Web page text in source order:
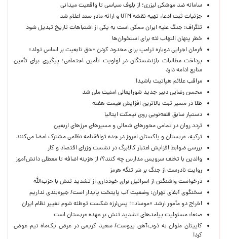
سامانه ضد موشکی لیزری؛ از بلوف سیاسی تا واقعیت میدانی
جزئیات ثبت ادعا، تهیه نقشه UTM و ارائه مادر سند اعلام شد
تلگراف: جنگ علیه ایران ممکن است به یکی از اشتباهات تاریخ تبدیل شود
خطر پنهان التهاب لثه برای استخوان‌ها
فرمان اجرایی دوباره ترامپ برای محدود کردن «حق تابعیت بر اساس تولد»
پرداخت مطالبات بازنشستگان در اولویت تأمین اجتماعی؛ پیگیری برای تأمین
منابع ادامه دارد
مراقب علائم هپاتیت باشید!
محسن رضایی دبیر جدید شورایعالی امنیت ملی شد
طلا در مسیر ثبت بالاترین افزایش قیمت هفته
دستیار سابق قلعه‌نویی روی نیمکت ایتالیا
تردد روان در تمامی محورهای شمالی و مسیرهای مرزهای اربعین
ترکیه، عربستان و پاکستان امروز در جده توافقنامه نظامی مشترک امضا می‌کنند
بررسی ضوابط افزایش اعتبار کالابرگ در نشست وزرای اقتصاد و کار
والدین با تخلف سرویس مدارس چه کنند؟/ از هزینه اضافه تا معطلی دانش‌آموز
روایت نادرست از جنگ بر سَر تنگه هرمز
درخواست واشنگتن از اسرائیل برای خودداری از تشدید تنش با حزب‌الله
سخنگوی آبفای تهران: وضعیت آب پایتخت پایدار است/ جیره‌بندی نداریم
اخراج دو مأمور ارشد «موساد»؛ پس‌لرزه شکست توطئه شوم تغییر نظام ایران
صنعا: مسئولیت پیامدهای تشدید تنش بر عهده عربستان است
کاپیتان ملوان به ذوب‌آهن پیوست/ سعید کریمی در عرض یک‌ماه تیم عوض
کرد!